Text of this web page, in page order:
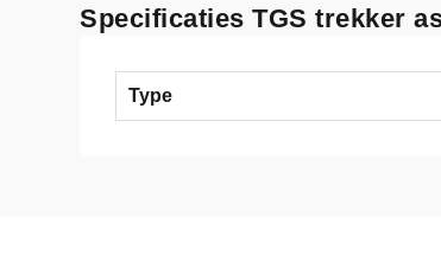
Specificaties TGS trekker
Type